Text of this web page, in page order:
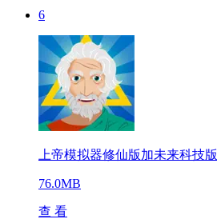
6
上帝模拟器修仙版加未来科技版
76.0MB
查 看